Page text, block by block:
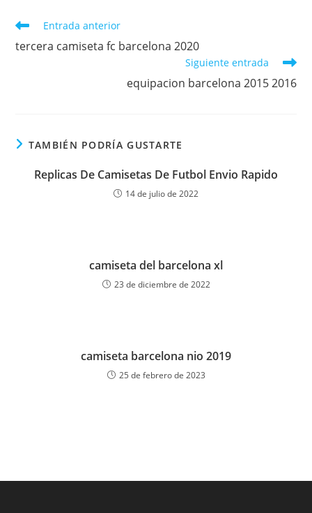
Leer
artículos
Entrada anterior
tercera camiseta fc barcelona 2020
Siguiente entrada
equipacion barcelona 2015 2016
TAMBIÉN PODRÍA GUSTARTE
Replicas De Camisetas De Futbol Envio Rapido
14 de julio de 2022
camiseta del barcelona xl
23 de diciembre de 2022
camiseta barcelona nio 2019
25 de febrero de 2023